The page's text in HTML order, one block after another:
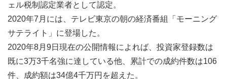
ェル税制認定業者として認定。
2020年7月には、テレビ東京の朝の経済番組「モーニング
サテライト」に登場した。
2020年8月9日現在の公開情報によれば、投資家登録数は
既に3万3千名強に達している他、累計での成約件数は106
件、成約額は34億4千万円を超えた。